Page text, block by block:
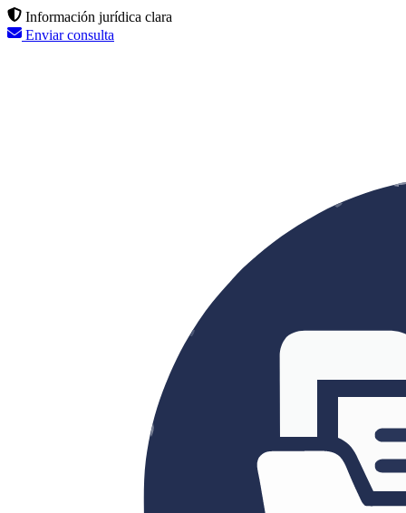
Información jurídica clara
Enviar consulta